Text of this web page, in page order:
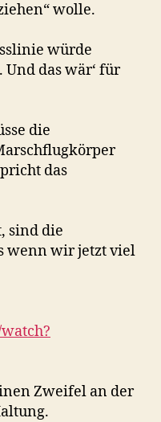
wolle.
würde
das wär‘ für
die
das
sind die
wenn wir jetzt viel
Zweifel an der